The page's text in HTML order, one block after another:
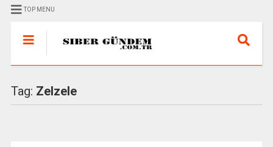
TOP MENU
Tag: Zelzele